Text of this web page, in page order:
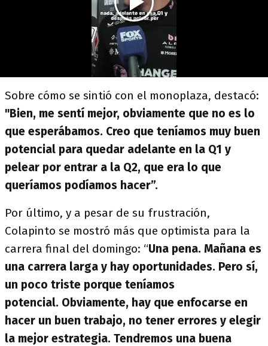
Sobre cómo se sintió con el monoplaza, destacó:
"Bien, me sentí mejor, obviamente que no es lo
que esperábamos. Creo que teníamos muy buen
potencial para quedar adelante en la Q1 y
pelear por entrar a la Q2, que era lo que
queríamos podíamos hacer”.
Por último, y a pesar de su frustración,
Colapinto se mostró más que optimista para la
carrera final del domingo: “Una pena. Mañana es
una carrera larga y hay oportunidades. Pero sí,
un poco triste porque teníamos
potencial. Obviamente, hay que enfocarse en
hacer un buen trabajo, no tener errores y elegir
la mejor estrategia. Tendremos una buena